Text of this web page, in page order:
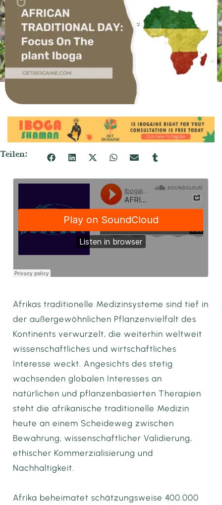
Teilen:
Afrikas traditionelle Medizinsysteme sind tief in
der außergewöhnlichen Pflanzenvielfalt des
Kontinents verwurzelt, die weiterhin weltweit
wissenschaftliches und wirtschaftliches
Interesse weckt. Angesichts des stetig
wachsenden globalen Interesses an
natürlichen und pflanzenbasierten Therapien
steht die afrikanische traditionelle Medizin
heute an einem Scheideweg zwischen
Bewahrung, wissenschaftlicher Validierung,
ethischer Kommerzialisierung und
Nachhaltigkeit.
Afrika beheimatet schätzungsweise 400.000